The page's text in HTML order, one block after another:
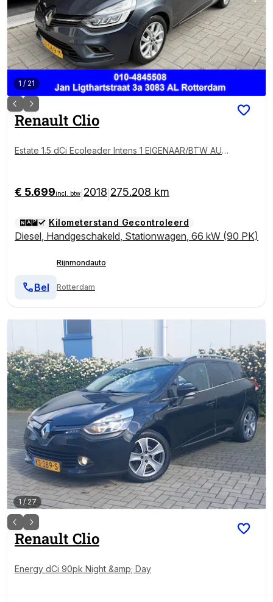
1 / 21
Renault Clio
Estate 1.5 dCi Ecoleader Intens 1 EIGENAAR/BTW AUT
€ 5.699incl. btw 2018 275.208 km
Kilometerstand Gecontroleerd
Diesel, Handgeschakeld, Stationwagen, 66 kW (90 PK)
Rijnmondauto
Rotterdam
Bel
1/27
Renault Clio
Energy dCi 90pk Night &amp; Day